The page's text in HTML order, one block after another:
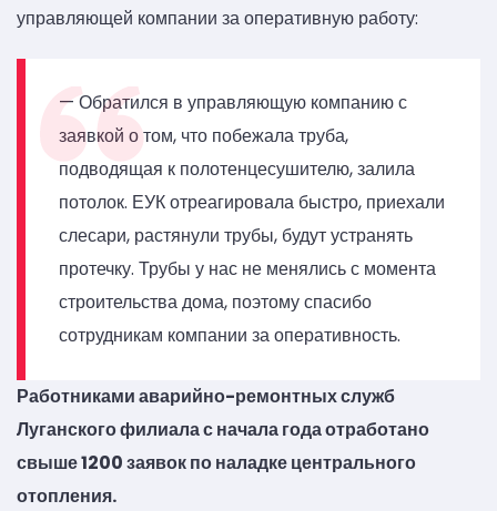
управляющей компании за оперативную работу:
— Обратился в управляющую компанию с
заявкой о том, что побежала труба,
подводящая к полотенцесушителю, залила
потолок. ЕУК отреагировала быстро, приехали
слесари, растянули трубы, будут устранять
протечку. Трубы у нас не менялись с момента
строительства дома, поэтому спасибо
сотрудникам компании за оперативность.
Работниками аварийно-ремонтных служб
Луганского филиала с начала года отработано
свыше 1200 заявок по наладке центрального
отопления.